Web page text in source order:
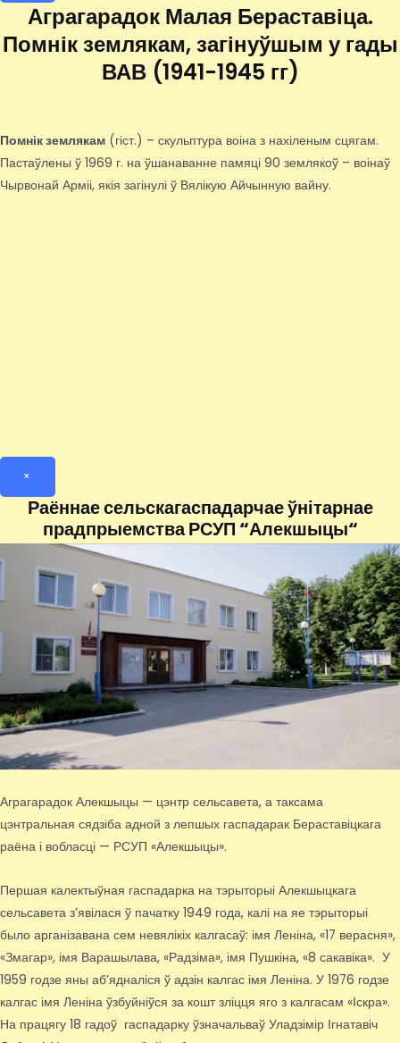
Аграгарадок Малая Бераставіца.
Помнік землякам, загінуўшым у гады
ВАВ (1941-1945 гг)
Помнік землякам (гіст.) – скульптура воіна з нахіленым сцягам.
Пастаўлены ў 1969 г. на ўшанаванне памяці 90 землякоў – воінаў
Чырвонай Арміі, якія загінулі ў Вялікую Айчынную вайну.
×
Раённае сельскагаспадарчае ўнітарнае
прадпрыемства РСУП “Алекшыцы“
Аграгарадок Алекшыцы — цэнтр сельсавета, а таксама
цэнтральная сядзіба адной з лепшых гаспадарак Бераставіцкага
раёна і вобласці — РСУП «Алекшыцы».
Першая калектыўная гаспадарка на тэрыторыі Алекшыцкага
сельсавета з’явілася ў пачатку 1949 года, калі на яе тэрыторыі
было арганізавана сем невялікіх калгасаў: імя Леніна, «17 верасня»,
«Змагар», імя Варашылава, «Радзіма», імя Пушкіна, «8 сакавіка». У
1959 годзе яны аб’ядналіся ў адзін калгас імя Леніна. У 1976 годзе
калгас імя Леніна ўзбуйніўся за кошт зліцця яго з калгасам «Іскра».
На працягу 18 гадоў гаспадарку ўзначальваў Уладзімір Ігнатавіч